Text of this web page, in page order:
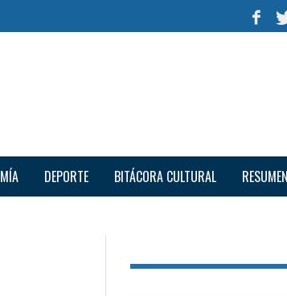
DEPORTE BITÁCORA CULTURAL